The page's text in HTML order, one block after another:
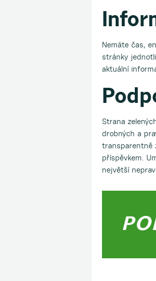
Nemáte čas,
stránky
aktuální
Strana
drobných a
transparentně
příspěvkem.
největší